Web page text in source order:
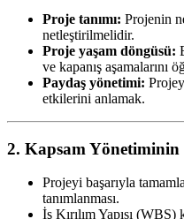
Proje tanımı: Projenin
netleştirilmelidir.
Proje yaşam döngüsü:
ve kapanış aşamalarını
Paydaş yönetimi:
etkilerini anlamak.
2. Kapsam Yönetiminin
Projeyi başarıyla
tanımlanması.
İş Kırılım Yapısı